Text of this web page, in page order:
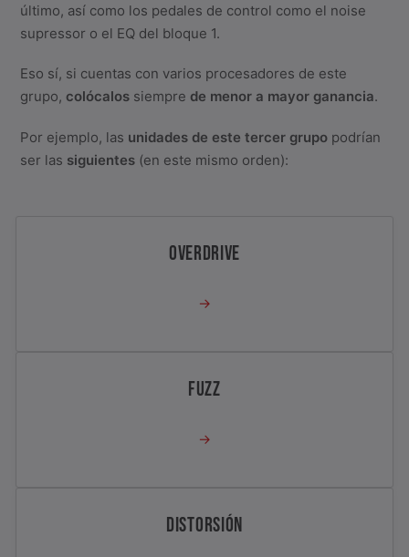
último, así como los pedales de control como el noise
supressor o el EQ del bloque 1.
Eso sí, si cuentas con varios procesadores de este
grupo, colócalos siempre de menor a mayor ganancia.
Por ejemplo, las unidades de este tercer grupo podrían
ser las siguientes (en este mismo orden):
OVERDRIVE
→
FUZZ
→
DISTORSIÓN